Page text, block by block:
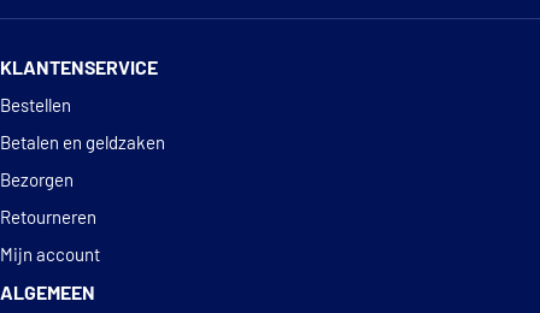
KLANTENSERVICE
Bestellen
Betalen en geldzaken
Bezorgen
Retourneren
Mijn account
ALGEMEEN